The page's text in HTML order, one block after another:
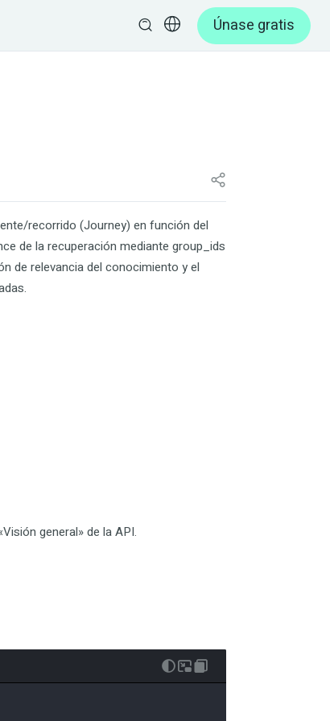
Únase gratis
recorrido (Journey) en función del
de la recuperación mediante group_ids
de relevancia del conocimiento y el
general» de la API.